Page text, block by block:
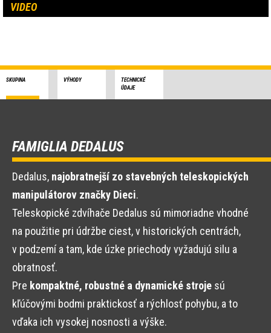
VIDEO
SKUPINA VÝHODY
TECHNICKÉ
ÚDAJE
FAMIGLIA DEDALUS
Dedalus, najobratnejší zo stavebných teleskopických
manipulátorov značky Dieci.
Teleskopické zdvíhače Dedalus sú mimoriadne vhodné
na použitie pri údržbe ciest, v historických centrách,
v podzemí a tam, kde úzke priechody vyžadujú silu a
obratnosť.
Pre kompaktné, robustné a dynamické stroje sú
kľúčovými bodmi praktickosť a rýchlosť pohybu, a to
vďaka ich vysokej nosnosti a výške.